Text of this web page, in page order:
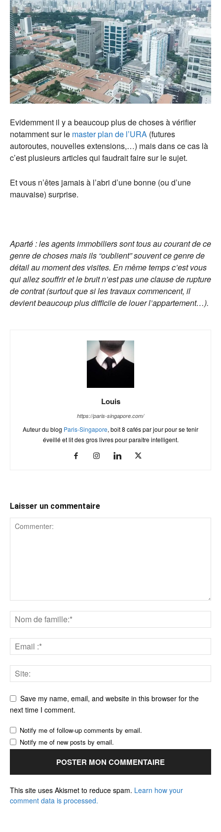
Evidemment il y a beaucoup plus de choses à vérifier
notamment sur le master plan de l’URA (futures
autoroutes, nouvelles extensions,…) mais dans ce cas là
c’est plusieurs articles qui faudrait faire sur le sujet.
Et vous n’êtes jamais à l’abri d’une bonne (ou d’une
mauvaise) surprise.
Aparté : les agents immobiliers sont tous au courant de ce
genre de choses mais ils “oublient” souvent ce genre de
détail au moment des visites. En même temps c’est vous
qui allez souffrir et le bruit n’est pas une clause de rupture
de contrat (surtout que si les travaux commencent, il
devient beaucoup plus difficile de louer l’appartement…).
Louis
https://paris-singapore.com/
Auteur du blog Paris-Singapore, boit 8 cafés par jour pour se tenir
éveillé et lit des gros livres pour paraître intelligent.
Laisser un commentaire
Save my name, email, and website in this browser for the
next time I comment.
Notify me of follow-up comments by email.
Notify me of new posts by email.
This site uses Akismet to reduce spam. Learn how your
comment data is processed.